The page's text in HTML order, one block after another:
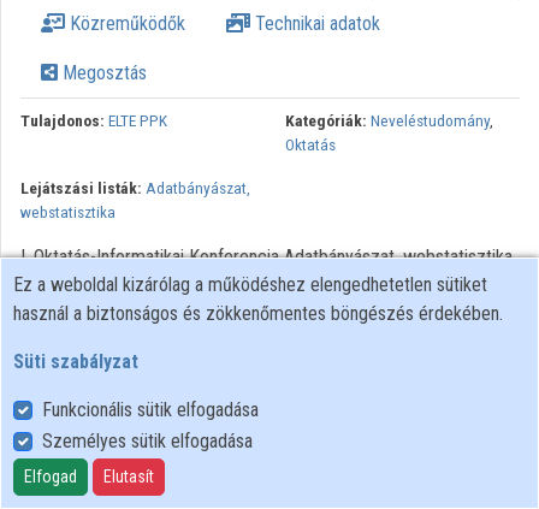
Közreműködők Technikai adatok
Megosztás
Tulajdonos: ELTE PPK Kategóriák: Neveléstudomány,
Oktatás
Lejátszási listák: Adatbányászat,
webstatisztika
I. Oktatás-Informatikai Konferencia Adatbányászat, webstatisztika
Felhasználói szabályzat
Adatkezelési tájékoztató
Süti szabályzat
Ez a weboldal kizárólag a működéshez elengedhetetlen sütiket
használ a biztonságos és zökkenőmentes böngészés érdekében.
Süti szabályzat
Funkcionális sütik elfogadása
Személyes sütik elfogadása
Elfogad Elutasít